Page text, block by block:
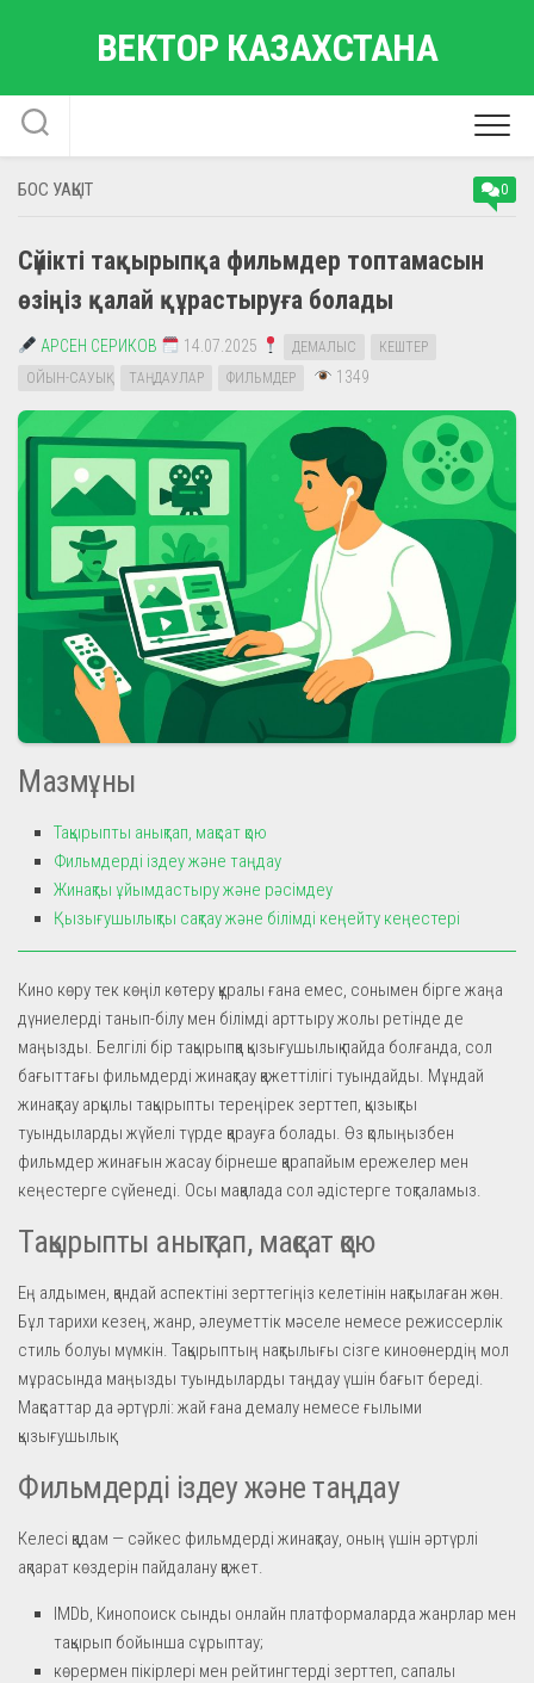
ВЕКТОР КАЗАХСТАНА
БОС УАҚЫТ 0
Сүйікті тақырыпқа фильмдер топтамасын
өзіңіз қалай құрастыруға болады
АРСЕН СЕРИКОВ 14.07.2025 ДЕМАЛЫС
КЕШТЕР
ОЙЫН-САУЫҚ
ТАҢДАУЛАР ФИЛЬМДЕР 1349
Мазмұны
Тақырыпты анықтап, мақсат қою
Фильмдерді іздеу және таңдау
Жинақты ұйымдастыру және рәсімдеу
Қызығушылықты сақтау және білімді кеңейту кеңестері
Кино көру тек көңіл көтеру құралы ғана емес, сонымен бірге жаңа
дүниелерді танып-білу мен білімді арттыру жолы ретінде де
маңызды. Белгілі бір тақырыпқа қызығушылық пайда болғанда, сол
бағыттағы фильмдерді жинақтау қажеттілігі туындайды. Мұндай
жинақтау арқылы тақырыпты тереңірек зерттеп, қызықты
туындыларды жүйелі түрде қарауға болады. Өз қолыңызбен
фильмдер жинағын жасау бірнеше қарапайым ережелер мен
кеңестерге сүйенеді. Осы мақалада сол әдістерге тоқталамыз.
Тақырыпты анықтап, мақсат қою
Ең алдымен, қандай аспектіні зерттегіңіз келетінін нақтылаған жөн.
Бұл тарихи кезең, жанр, әлеуметтік мәселе немесе режиссерлік
стиль болуы мүмкін. Тақырыптың нақтылығы сізге киноөнердің мол
мұрасында маңызды туындыларды таңдау үшін бағыт береді.
Мақсаттар да әртүрлі: жай ғана демалу немесе ғылыми
қызығушылық.
Фильмдерді іздеу және таңдау
Келесі қадам — сәйкес фильмдерді жинақтау, оның үшін әртүрлі
ақпарат көздерін пайдалану қажет.
IMDb, Кинопоиск сынды онлайн платформаларда жанрлар мен
тақырып бойынша сұрыптау;
көрермен пікірлері мен рейтингтерді зерттеп, сапалы